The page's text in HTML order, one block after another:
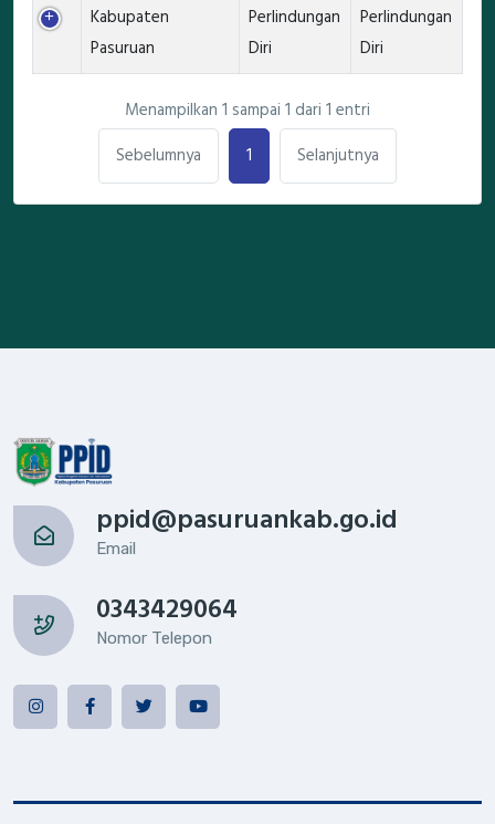
Kabupaten
Pasuruan
Perlindungan
Diri
Perlindungan
Diri
Menampilkan 1 sampai 1 dari 1 entri
Sebelumnya
1 Selanjutnya
ppid@pasuruankab.go.id
Email
0343429064
Nomor Telepon